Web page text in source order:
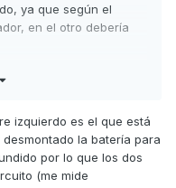
ya que según el
en el otro debería
izquierdo es el que está
la batería para
por lo que los dos
(me mide